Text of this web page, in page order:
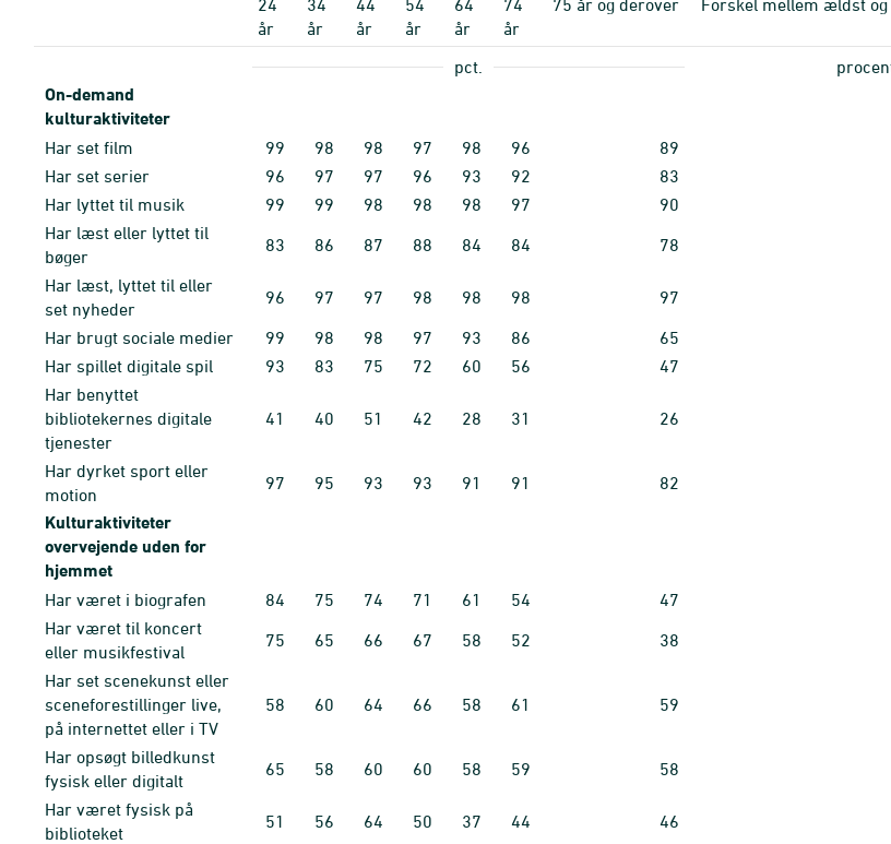
24
år
34
år
44
år
54
år
64
år
74
år
75 år og derover Forskel mellem ældst og
pct.
On-demand
kulturaktiviteter
Har set film 99 98 98 97 98 96 89
Har set serier
96 97 97 96 93 92 83
Har lyttet til musik
99 99 98 98 98 97 90
Har læst eller lyttet til
bøger
83 86 87 88 84 84 78
Har læst, lyttet til eller
set nyheder
96 97 97 98 98 98 97
Har brugt sociale medier 99 98 98 97 93 86 65
Har spillet digitale spil
93 83 75 72 60 56 47
Har benyttet
bibliotekernes digitale
tjenester
41 40 51 42 28 31 26
Har dyrket sport eller
motion
97 95 93 93 91 91 82
Kulturaktiviteter
overvejende uden for
hjemmet
Har været i biografen 84 75 74 71 61 54 47
Har været til koncert
eller musikfestival
75 65 66 67 58 52 38
Har set scenekunst eller
sceneforestillinger live,
på internettet eller i TV
58 60 64 66 58 61 59
Har opsøgt billedkunst
fysisk eller digitalt
65 58 60 60 58 59 58
Har været fysisk på
biblioteket
51 56 64 50 37 44 46